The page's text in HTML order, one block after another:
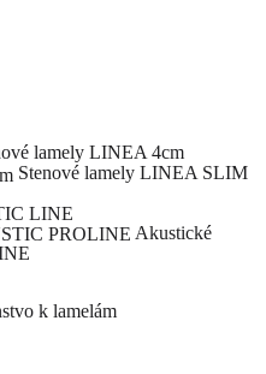
lamely LINEA 4cm
Stenové lamely LINEA SLIM
LINE
Akustické
k lamelám